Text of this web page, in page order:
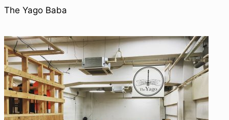
The Yago Baba